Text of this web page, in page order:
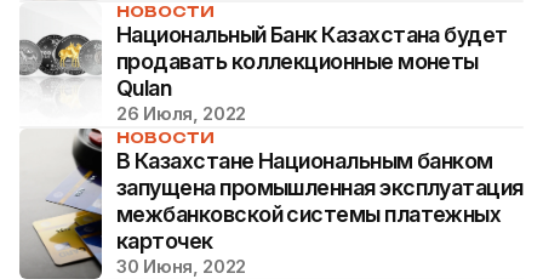
НОВОСТИ
Национальный Банк Казахстана будет
продавать коллекционные монеты
Qulan
26 Июля, 2022
НОВОСТИ
В Казахстане Национальным банком
запущена промышленная эксплуатация
межбанковской системы платежных
карточек
30 Июня, 2022